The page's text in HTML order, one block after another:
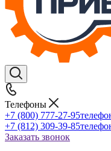
Телефоны
+7 (800) 777-27-95
+7 (812) 309-39-85
Заказать звонок